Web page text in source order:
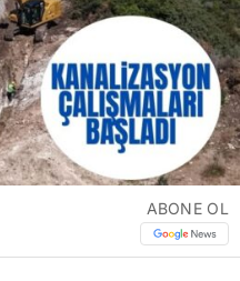
ABONE OL